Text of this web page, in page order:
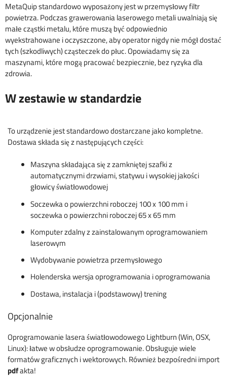
MetaQuip standardowo wyposażony jest w przemysłowy filtr
powietrza. Podczas grawerowania laserowego metali uwalniają się
małe cząstki metalu, które muszą być odpowiednio
wyekstrahowane i oczyszczone, aby operator nigdy nie mógł dostać
tych (szkodliwych) cząsteczek do płuc. Opowiadamy się za
maszynami, które mogą pracować bezpiecznie, bez ryzyka dla
zdrowia.
W zestawie w standardzie
To urządzenie jest standardowo dostarczane jako kompletne.
Dostawa składa się z następujących części:
Maszyna składająca się z zamkniętej szafki z
automatycznymi drzwiami, statywu i wysokiej jakości
głowicy światłowodowej
Soczewka o powierzchni roboczej 100 x 100 mm i
soczewka o powierzchni roboczej 65 x 65 mm
Komputer zdalny z zainstalowanym oprogramowaniem
laserowym
Wydobywanie powietrza przemysłowego
Holenderska wersja oprogramowania i oprogramowania
Dostawa, instalacja i (podstawowy) trening
Opcjonalnie
Oprogramowanie lasera światłowodowego Lightburn (Win, OSX,
Linux): łatwe w obsłudze oprogramowanie. Obsługuje wiele
formatów graficznych i wektorowych. Również bezpośredni import
pdfakta!